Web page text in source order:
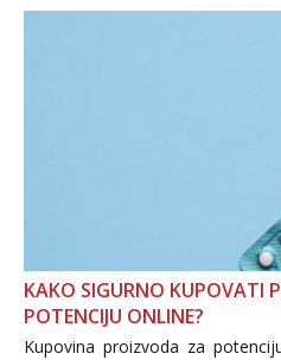
KAKO SIGURNO KUPOVATI
POTENCIJU ONLINE?
Kupovina proizvoda za